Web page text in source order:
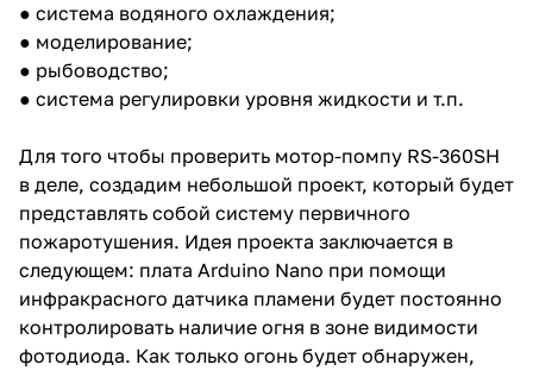
● система водяного охлаждения;
● моделирование;
● рыбоводство;
● система регулировки уровня жидкости и т.п.
Для того чтобы проверить мотор-помпу RS-360SH
в деле, создадим небольшой проект, который будет
представлять собой систему первичного
пожаротушения. Идея проекта заключается в
следующем: плата Arduino Nano при помощи
инфракрасного датчика пламени будет постоянно
контролировать наличие огня в зоне видимости
фотодиода. Как только огонь будет обнаружен,